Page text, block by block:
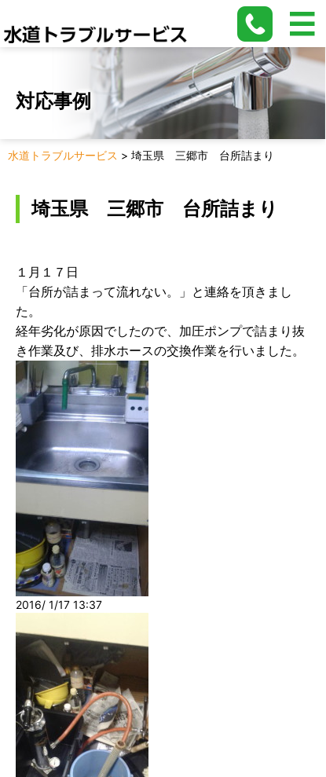
対応事例
水道トラブルサービス > 埼玉県 三郷市 台所詰まり
埼玉県 三郷市 台所詰まり
１月１７日
「台所が詰まって流れない。」と連絡を頂きまし
た。
経年劣化が原因でしたので、加圧ポンプで詰まり抜
き作業及び、排水ホースの交換作業を行いました。
2016/ 1/17 13:37